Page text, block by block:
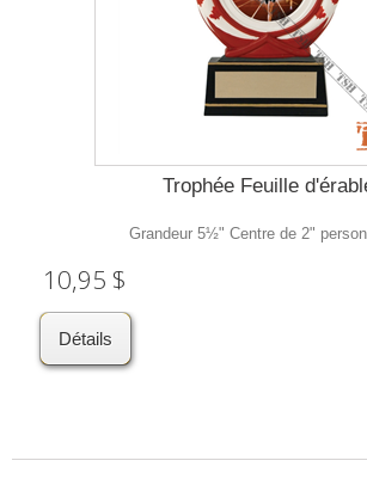
Trophée Feuille
Grandeur 5½" Centre de 2"
10,95 $
Détails